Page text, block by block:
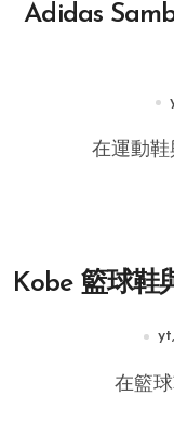
Adidas
在運動
Kobe 籃球鞋
在籃